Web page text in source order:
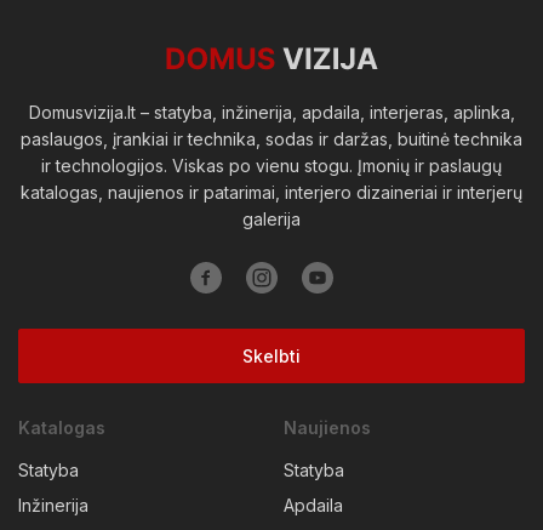
Domusvizija.lt – statyba, inžinerija, apdaila, interjeras, aplinka,
paslaugos, įrankiai ir technika, sodas ir daržas, buitinė technika
ir technologijos. Viskas po vienu stogu. Įmonių ir paslaugų
katalogas, naujienos ir patarimai, interjero dizaineriai ir interjerų
galerija
Skelbti
Katalogas
Statyba
Inžinerija
Naujienos
Statyba
Apdaila